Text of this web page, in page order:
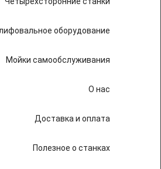
оборудование
Мойки самообслуживания
О нас
Доставка и оплата
Полезное о станках